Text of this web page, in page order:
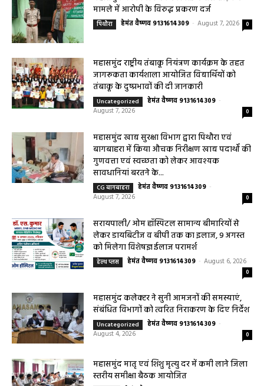
महासमुंद हेमंत वैष्णव 9131614309 - August 7, 2026
मामले में आरोपी के विरुद्ध प्रकरण दर्ज
हेमंत वैष्णव 9131614309 - August 7, 2026
महासमुंद राष्ट्रीय तंबाकू नियंत्रण कार्यक्रम के तहत
तंबाकू के दुष्प्रभावों की दी जानकारी
Uncategorized हेमंत वैष्णव 9131614309 -
August 7, 2026
महासमुंद खाद्य सुरक्षा विभाग द्वारा पिथौरा एवं
बागबाहरा में किया औचक निरीक्षण खाद्य पदार्थों की
सावधानियां बरतने के...
CG बागबाहरा हेमंत वैष्णव 9131614309 -
August 7, 2026
सरायपाली/ ओम हॉस्पिटल सामान्य बीमारियों से
लेकर डायबिटीज व बीपी तक का इलाज, 9 अगस्त
को मिलेगा विशेषज्ञ ईलाज परामर्श
हेल्थ प्लस हेमंत वैष्णव 9131614309 - August 6, 2026
संबंधित विभागों को त्वरित निराकरण के दिए निर्देश
Uncategorized हेमंत वैष्णव 9131614309 -
August 4, 2026